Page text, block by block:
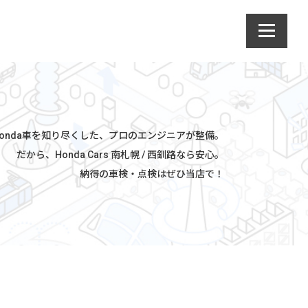
車を知り尽くした、 プロのエンジニアが整備。
だから、Honda Cars 南札幌 / 西釧路なら安心。
納得の車検・点検はぜひ当店で！